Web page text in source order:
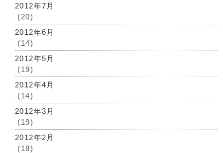
2012年7月
(20)
2012年6月
(14)
2012年5月
(19)
2012年4月
(14)
2012年3月
(19)
2012年2月
(18)